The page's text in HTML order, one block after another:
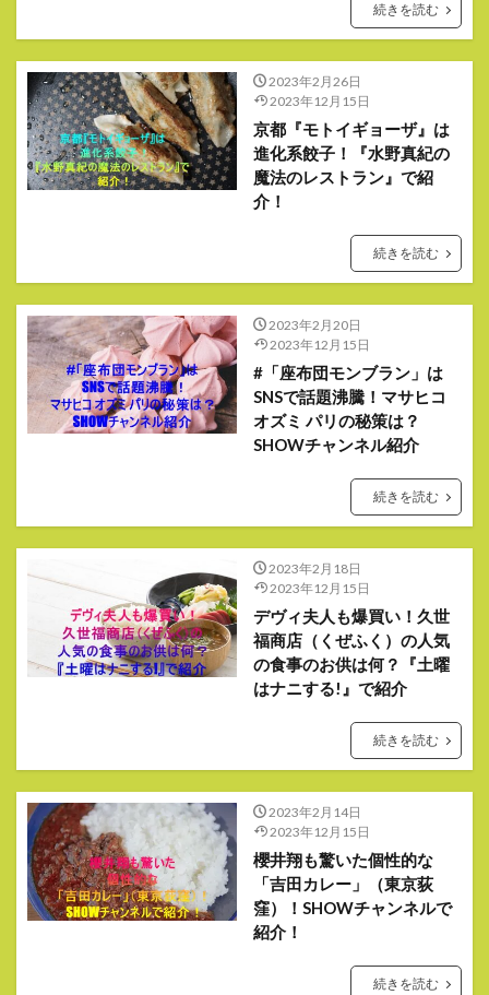
続きを読む
2023年2月26日
2023年12月15日
京都『モトイギョーザ』は
進化系餃子！『水野真紀の
魔法のレストラン』で紹
介！
続きを読む
2023年2月20日
2023年12月15日
#「座布団モンブラン」は
SNSで話題沸騰！マサヒコ
オズミ パリの秘策は？
SHOWチャンネル紹介
続きを読む
2023年2月18日
2023年12月15日
デヴィ夫人も爆買い！久世
福商店（くぜふく）の人気
の食事のお供は何？『土曜
はナニする!』で紹介
続きを読む
2023年2月14日
2023年12月15日
櫻井翔も驚いた個性的な
「吉田カレー」（東京荻
窪）！SHOWチャンネルで
紹介！
続きを読む